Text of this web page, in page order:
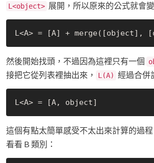
L<object> 展開，所以原來的公式就會變
然後開始找頭，不過因為這裡只有一個
接把它從列表裡抽出來，
L(A) 經過合併
這個有點太簡單感受不太出來計算的過
看看 B 類別：